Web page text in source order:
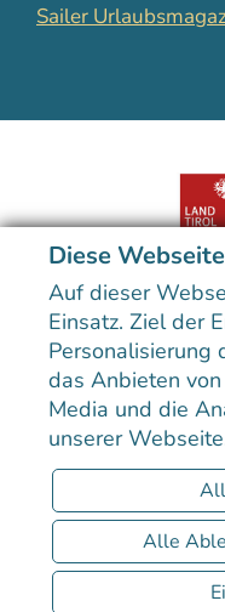
Sailer
Der Preis
Sitemap Datenschutzerklärung
Diese
Auf dieser
Einsatz. Ziel der
Personalisierung
das Anbieten
Media und die
unserer
Alle